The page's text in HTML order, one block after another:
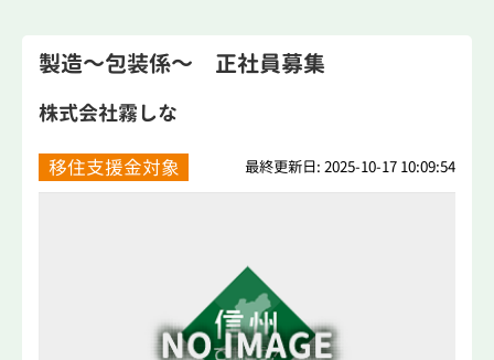
製造～包装係～ 正社員募集
株式会社霧しな
移住支援金対象 最終更新日: 2025-10-17 10:09:54